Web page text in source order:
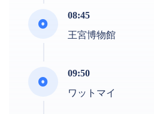
08:45
王宮博物館
09:50
ワットマイ